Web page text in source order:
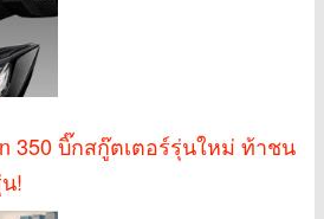
350 บิ๊กสกู๊ตเตอร์รุ่นใหม่ ท้าชน
!